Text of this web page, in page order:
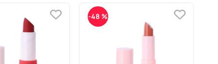
-48 %